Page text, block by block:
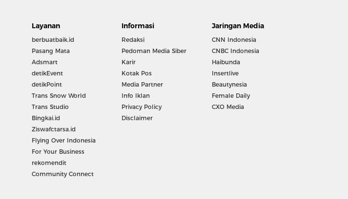
Layanan
berbuatbaik.id
Pasang Mata
Adsmart
detikEvent
detikPoint
Trans Snow World
Trans Studio
Bingkai.id
Ziswafctarsa.id
Flying Over Indonesia
For Your Business
rekomendit
Community Connect
Informasi
Redaksi
Pedoman Media Siber
Karir
Kotak Pos
Media Partner
Info Iklan
Privacy Policy
Disclaimer
Jaringan Media
CNN Indonesia
CNBC Indonesia
Haibunda
Insertlive
Beautynesia
Female Daily
CXO Media